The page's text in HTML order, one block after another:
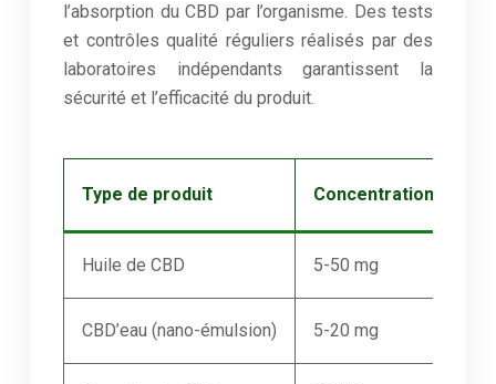
l’absorption du CBD par l’organisme. Des tests
et contrôles qualité réguliers réalisés par des
laboratoires indépendants garantissent la
sécurité et l’efficacité du produit.
Type de produit Concentration de
Huile de CBD 5-50 mg
CBD’eau (nano-émulsion) 5-20 mg